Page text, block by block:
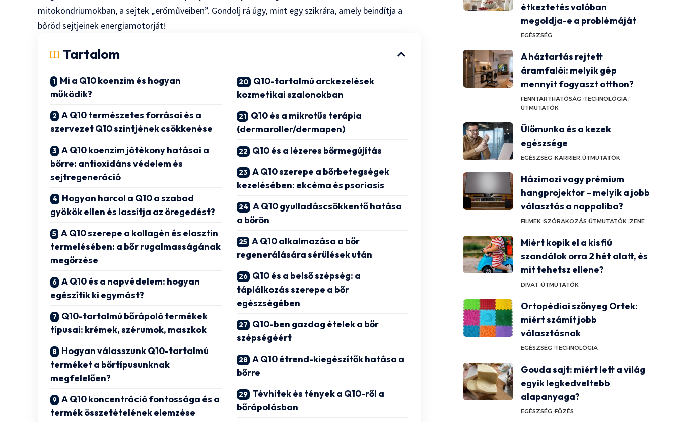
mitokondriumokban, a sejtek „erőműveiben”. Gondolj rá úgy, mint egy szikrára, amely beindítja a
bőröd sejtjeinek energiamotorját!
Tartalom
Mi a Q10 koenzim és hogyan
működik?
A Q10 természetes forrásai és a
szervezet Q10 szintjének csökkenése
A Q10 koenzim jótékony hatásai a
bőrre: antioxidáns védelem és
sejtregeneráció
Hogyan harcol a Q10 a szabad
gyökök ellen és lassítja az öregedést?
A Q10 szerepe a kollagén és elasztin
termelésében: a bőr rugalmasságának
megőrzése
A Q10 és a napvédelem: hogyan
egészítik ki egymást?
Q10-tartalmú bőrápoló termékek
típusai: krémek, szérumok, maszkok
Hogyan válasszunk Q10-tartalmú
terméket a bőrtípusunknak
megfelelően?
A Q10 koncentráció fontossága és a
termék összetételének elemzése
Q10-tartalmú arckezelések
kozmetikai szalonokban
Q10 és a mikrotűs terápia
(dermaroller/dermapen)
Q10 és a lézeres bőrmegújítás
A Q10 szerepe a bőrbetegségek
kezelésében: ekcéma és psoriasis
A Q10 gyulladáscsökkentő hatása
a bőrön
A Q10 alkalmazása a bőr
regenerálására sérülések után
Q10 és a belső szépség: a
táplálkozás szerepe a bőr
egészségében
Q10-ben gazdag ételek a bőr
szépségéért
A Q10 étrend-kiegészítők hatása a
bőrre
Tévhitek és tények a Q10-ről a
bőrápolásban
étkeztetés valóban
megoldja-e a problémáját
EGÉSZSÉG
A háztartás rejtett
áramfalói: melyik gép
mennyit fogyaszt otthon?
FENNTARTHATÓSÁG TECHNOLÓGIA
ÚTMUTATÓK
Ülőmunka és a kezek
egészsége
EGÉSZSÉG KARRIER ÚTMUTATÓK
Házimozi vagy prémium
hangprojektor – melyik a jobb
választás a nappaliba?
FILMEK SZÓRAKOZÁS ÚTMUTATÓK ZENE
Miért kopik el a kisfiú
szandálok orra 2 hét alatt, és
mit tehetsz ellene?
DIVAT ÚTMUTATÓK
Ortopédiai szőnyeg Ortek:
miért számít jobb
választásnak
EGÉSZSÉG TECHNOLÓGIA
Gouda sajt: miért lett a világ
egyik legkedveltebb
alapanyaga?
EGÉSZSÉG FŐZÉS